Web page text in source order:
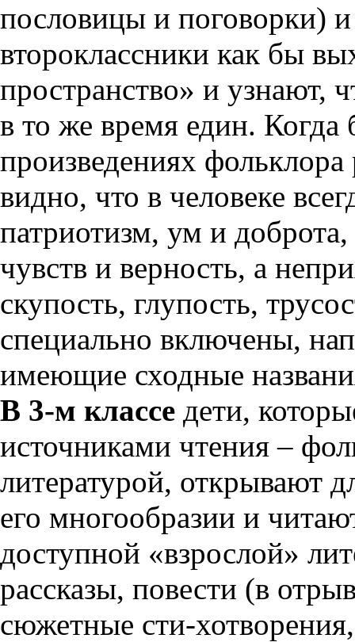
пословицы и поговорки) и
второклассники как бы
пространство» и узнают,
в то же время един.
произведениях
видно, что в человеке
патриотизм, ум и
чувств и верность, а
скупость, глупость,
специально включены,
имеющие сходные
В 3-м классе дети,
источниками чтения –
литературой, открывают
его многообразии и
доступной «взрослой»
рассказы, повести (в
сюжетные сти-